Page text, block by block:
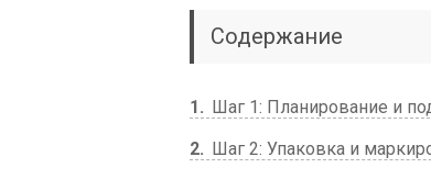
Содержание
1
Шаг 1: Планирование и
2
Шаг 2: Упаковка и